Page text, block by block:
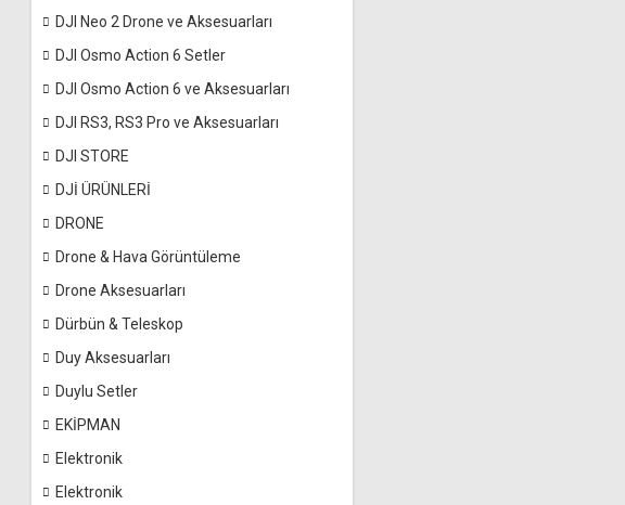
DJI Neo 2 Drone ve Aksesuarları
DJI Osmo Action 6 Setler
DJI Osmo Action 6 ve Aksesuarları
DJI RS3, RS3 Pro ve Aksesuarları
DJI STORE
DJİ ÜRÜNLERİ
DRONE
Drone & Hava Görüntüleme
Drone Aksesuarları
Dürbün & Teleskop
Duy Aksesuarları
Duylu Setler
EKİPMAN
Elektronik
Elektronik